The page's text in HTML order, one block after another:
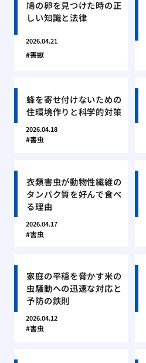
鳩の卵を見つけた時の正
しい知識と法律
2026.04.21
害獣
蜂を寄せ付けないための
住環境作りと科学的対策
2026.04.18
害虫
衣類害虫が動物性繊維の
タンパク質を好んで食べ
る理由
2026.04.17
害虫
家庭の平穏を脅かす米の
虫騒動への迅速な対応と
予防の鉄則
2026.04.12
害虫